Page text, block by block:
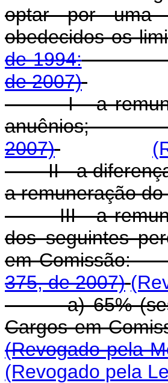
optar por uma
obedecidos os
de 1994:
de 2007)
I - a
2007)
II - a diferença
a remuneração
III - a
dos seguintes
em
375, de 2007)
a) 65%
Cargos em
(Revogado pela
(Revogado pela